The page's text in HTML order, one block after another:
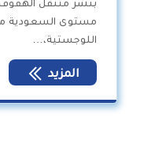
مستوى السعودية
اللوجستية،…
المزيد